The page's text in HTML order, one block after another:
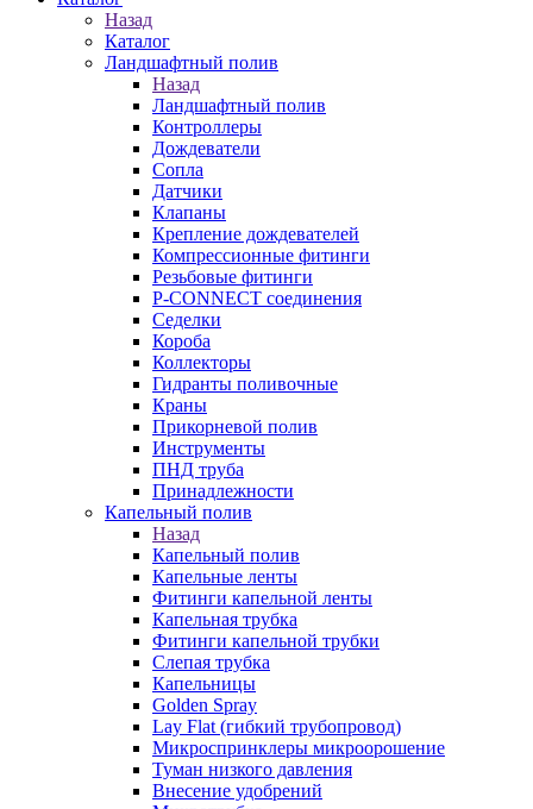
Назад
Каталог
Ландшафтный полив
Назад
Ландшафтный полив
Контроллеры
Дождеватели
Сопла
Датчики
Клапаны
Крепление дождевателей
Компрессионные фитинги
Резьбовые фитинги
P-CONNECT соединения
Седелки
Короба
Коллекторы
Гидранты поливочные
Краны
Прикорневой полив
Инструменты
ПНД труба
Принадлежности
Капельный полив
Назад
Капельный полив
Капельные ленты
Фитинги капельной ленты
Капельная трубка
Фитинги капельной трубки
Слепая трубка
Капельницы
Golden Spray
Lay Flat (гибкий трубопровод)
Микроспринклеры микроорошение
Туман низкого давления
Внесение удобрений